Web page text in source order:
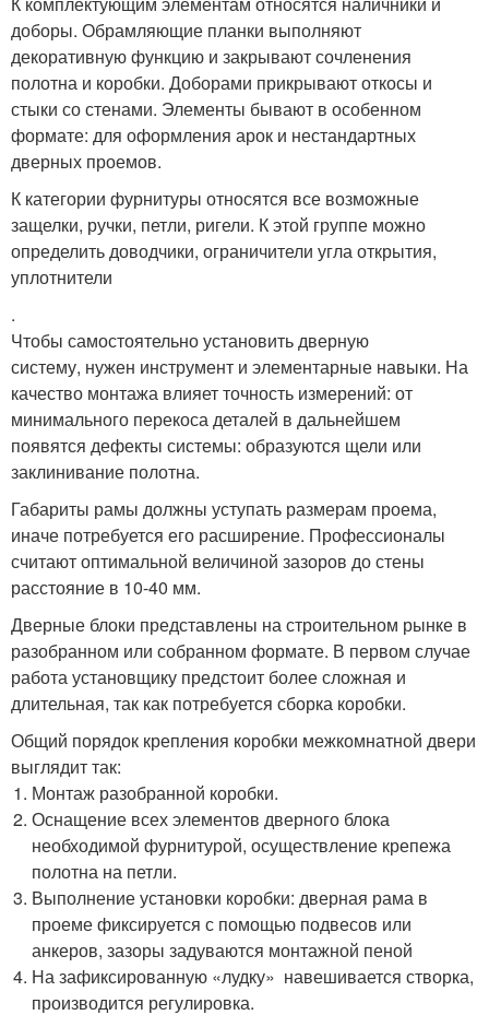
доборы. Обрамляющие планки выполняют
декоративную функцию и закрывают сочленения
полотна и коробки. Доборами прикрывают откосы и
стыки со стенами. Элементы бывают в особенном
формате: для оформления арок и нестандартных
дверных проемов.
К категории фурнитуры относятся все возможные
защелки, ручки, петли, ригели. К этой группе можно
определить доводчики, ограничители угла открытия,
уплотнители
.
Чтобы самостоятельно установить дверную
систему, нужен инструмент и элементарные навыки. На
качество монтажа влияет точность измерений: от
минимального перекоса деталей в дальнейшем
появятся дефекты системы: образуются щели или
заклинивание полотна.
Габариты рамы должны уступать размерам проема,
иначе потребуется его расширение. Профессионалы
считают оптимальной величиной зазоров до стены
расстояние в 10-40 мм.
Дверные блоки представлены на строительном рынке в
разобранном или собранном формате. В первом случае
работа установщику предстоит более сложная и
длительная, так как потребуется сборка коробки.
Общий порядок крепления коробки межкомнатной двери
выглядит так:
Монтаж разобранной коробки.
Оснащение всех элементов дверного блока
необходимой фурнитурой, осуществление крепежа
полотна на петли.
Выполнение установки коробки: дверная рама в
проеме фиксируется с помощью подвесов или
анкеров, зазоры задуваются монтажной пеной
На зафиксированную «лудку» навешивается створка,
производится регулировка.